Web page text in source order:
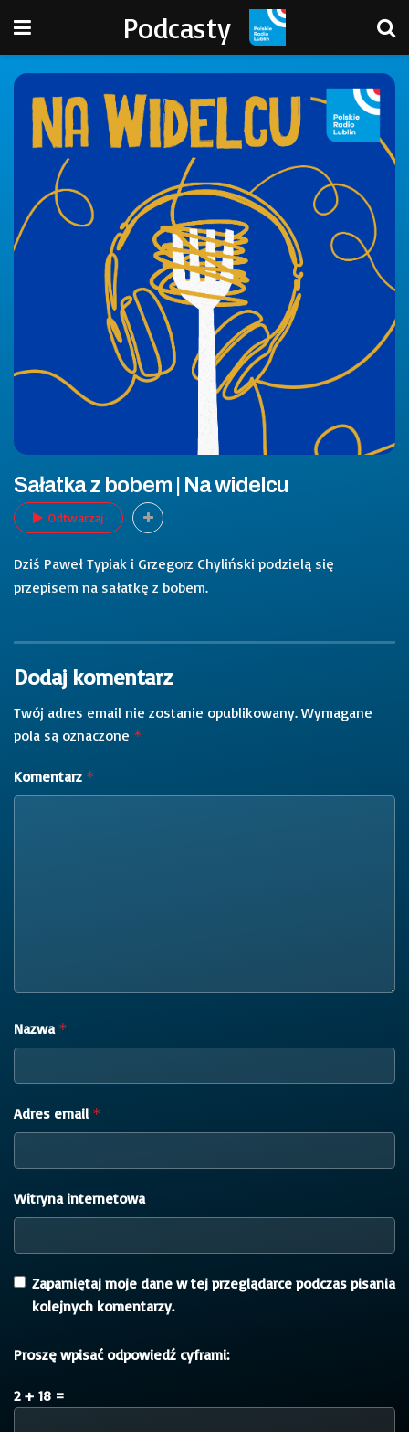
Podcasty
Sałatka z bobem | Na widelcu
Odtwarzaj
Dziś Paweł Typiak i Grzegorz Chyliński podzielą się
przepisem na sałatkę z bobem.
Dodaj komentarz
Twój adres email nie zostanie opublikowany. Wymagane
pola są oznaczone *
Komentarz *
Nazwa *
Adres email *
Witryna internetowa
Zapamiętaj moje dane w tej przeglądarce podczas pisania
kolejnych komentarzy.
Proszę wpisać odpowiedź cyframi:
2 + 18 =